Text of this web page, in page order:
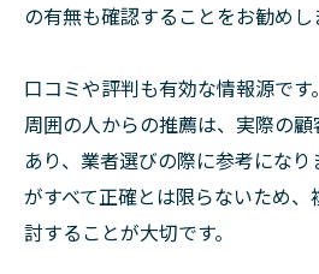
の有無も確認することをお勧めし
口コミや評判も有効な情報源で
周囲の人からの推薦は、実際の
あり、業者選びの際に参考になり
がすべて正確とは限らないため
討することが大切です。